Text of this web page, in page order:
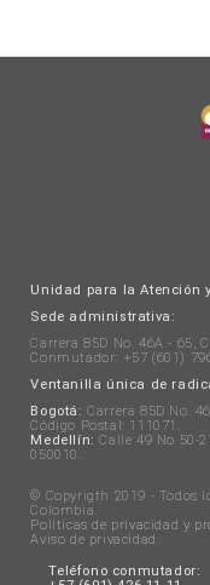
Unidad para la Atención
Sede administrativa:
Carrera 85D No. 46A - 65,
Conmutador: +57 (601)
Ventanilla única de
Bogotá: Carrera 85D No.
Código Postal: 111071.
Medellín: Calle 49 No 50-
050010.
© Copyrigth 2019 - Todos
Colombia.
Políticas de privacidad y
Aviso de privacidad .
Teléfono conmutador: